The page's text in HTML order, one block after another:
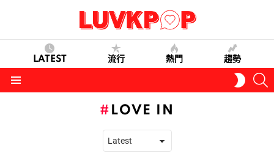
LATEST 流行 熱門 趨勢
SKIN
LOVE IN